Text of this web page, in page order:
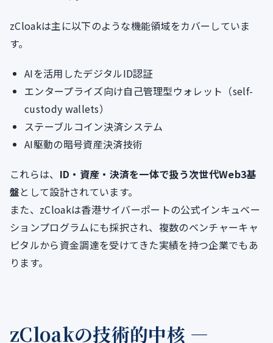
zCloakは主に以下のような機能領域をカバーしていま
す。
AIを活用したデジタルID認証
エンタープライズ向け自己管理型ウォレット（self-
custody wallets）
ステーブルコイン決済システム
AI駆動の暗号資産決済技術
これらは、 ID・資産・決済を一体で扱う次世代Web3基
盤として設計されています。
また、zCloakは香港サイバーポートの公式インキュベー
ションプログラムにも採択され、複数のベンチャーキャ
ピタルから資金調達を受けてきた実績を持つ企業でもあ
ります。
zCloakの技術的中核 ―